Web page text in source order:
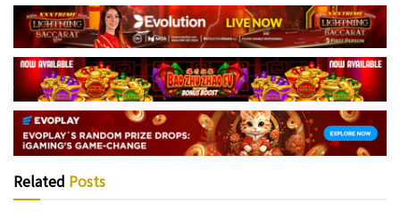
Related Posts